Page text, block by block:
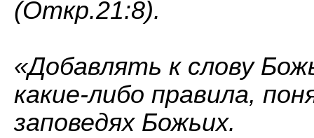
(Откр.21:8).
«Добавлять к слову
какие-либо правила,
заповедях Божьих.